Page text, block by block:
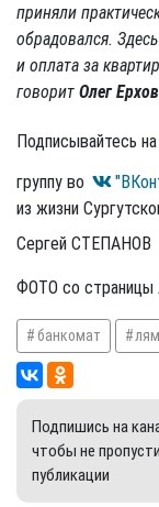
приняли
обрадовался.
и оплата за
говорит Олег Ерхов
Подписывайтесь
группу во
из жизни
Сергей СТЕПАНОВ
ФОТО со
банкомат
Подпишись на
чтобы не
публикации